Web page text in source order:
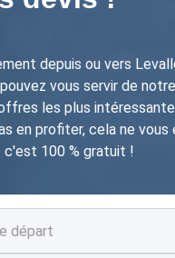
depuis ou vers
vous servir de
les plus
en profiter, cela ne vous
c'est 100 % gratuit !